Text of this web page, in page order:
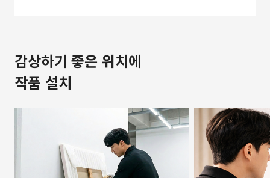
감상하기 좋은 위치에
작품 설치